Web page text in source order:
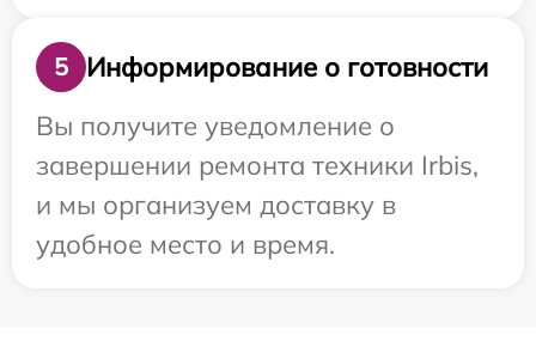
5
Информирование о готовности
Вы получите уведомление о
завершении ремонта техники Irbis,
и мы организуем доставку в
удобное место и время.